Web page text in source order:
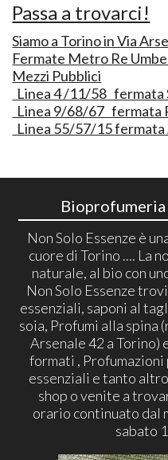
Passa a trovarci!
Siamo a Torino in Via
Fermate Metro Re
Mezzi Pubblici
Linea 4 /11/58 fermata
Linea 9/68/67 fermata
Linea 55/57/15 fermata
Bioprofumeria
Non Solo Essenze è
cuore di Torino .... La
naturale, al bio con
Non Solo Essenze
essenziali, saponi al
soia, Profumi alla
Arsenale 42 a Torino)
formati ,
essenziali e tanto
shop o venite a
orario continuato dal
sabato